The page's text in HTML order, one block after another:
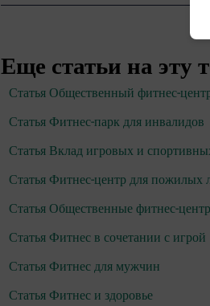
Еще статьи на эту
Статья Общественный фитнес-
Статья Фитнес-парк для инвалидов
Статья Вклад игровых и
Статья Фитнес-центр для пожилых
Статья Общественные фитнес-
Статья Фитнес в сочетании с игрой
Статья Фитнес для мужчин
Статья Фитнес и здоровье